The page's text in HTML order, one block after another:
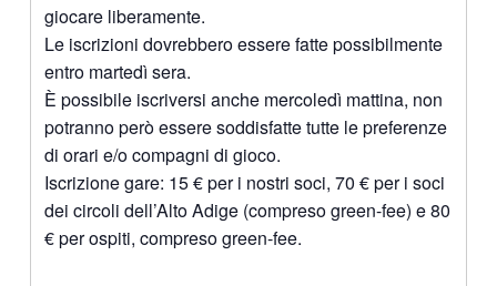
giocare liberamente.
Le iscrizioni dovrebbero essere fatte possibilmente
entro martedì sera.
È possibile iscriversi anche mercoledì mattina, non
potranno però essere soddisfatte tutte le preferenze
di orari e/o compagni di gioco.
Iscrizione gare: 15 € per i nostri soci, 70 € per i soci
dei circoli dell’Alto Adige (compreso green-fee) e 80
€ per ospiti, compreso green-fee.